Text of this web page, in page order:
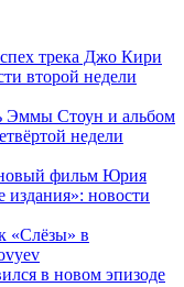
трека Джо Кири
второй недели
Эммы Стоун и альбом
недели
новый фильм Юрия
новости
«Слёзы» в
в новом эпизоде